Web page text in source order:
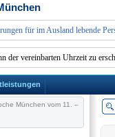
für im Ausland lebende
vereinbarten Uhrzeit zu
München vom 11. –